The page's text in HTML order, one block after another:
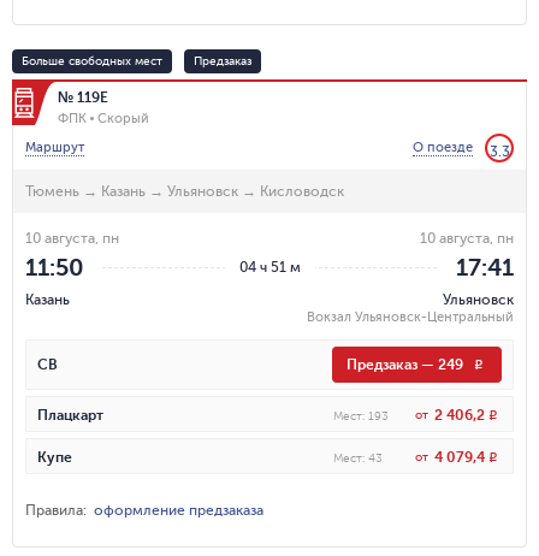
Больше свободных мест Предзаказ
№ 119Е
ФПК
Скорый
Маршрут
О поезде 3.3
Тюмень → Казань → Ульяновск → Кисловодск
04 ч 51 м
10 августа, пн
11:50
Казань
10 августа, пн
17:41
Ульяновск
Вокзал Ульяновск-Центральный
СВ Предзаказ — 249 R
Плацкарт Мест: 193 от 2 406,2 R
Купе Мест: 43 от 4 079,4 R
Правила: оформление предзаказа